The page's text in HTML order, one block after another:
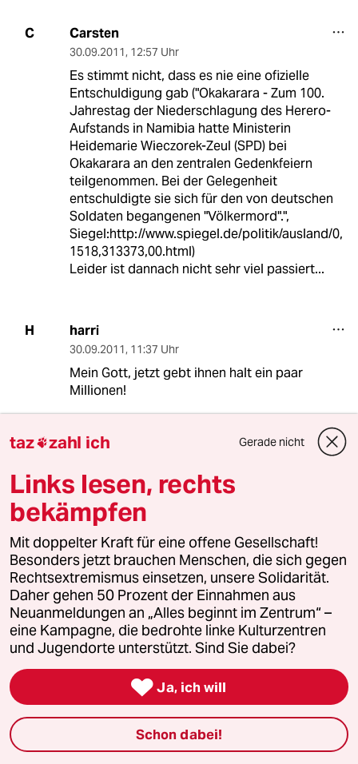
C Carsten
30.09.2011, 12:57 Uhr
Es stimmt nicht, dass es nie eine ofizielle
Entschuldigung gab ("Okakarara - Zum 100.
Jahrestag der Niederschlagung des Herero-
Aufstands in Namibia hatte Ministerin
Heidemarie Wieczorek-Zeul (SPD) bei
Okakarara an den zentralen Gedenkfeiern
teilgenommen. Bei der Gelegenheit
entschuldigte sie sich für den von deutschen
Soldaten begangenen "Völkermord".",
Siegel:http://www.spiegel.de/politik/ausland/0,
1518,313373,00.html)
Leider ist dannach nicht sehr viel passiert...
H harri
30.09.2011, 11:37 Uhr
Mein Gott, jetzt gebt ihnen halt ein paar
Millionen!
I ignoranz=aggression
die verleugnung des genozids an den herero
muss wohl als staatsdoktin der etwas anderen
art aufgefasst werden. beschämend, wie hier
mit zweierlei maß gemessen wird. "Wir sind
auch Menschen" und behandelt werden die
delegierten aus namibia wie lästige
schmeißfliegen. was ist das anderes als
rassismus?
09:21 Uhr
Mir reicht es , dass meine Kinder noch für
Auschwitz büßen müssen. Lasst mich damit in
Ruhe.
taz zahl ich Gerade nicht
Links lesen, rechts
bekämpfen
Mit doppelter Kraft für eine offene Gesellschaft!
Besonders jetzt brauchen Menschen, die sich gegen
Rechtsextremismus einsetzen, unsere Solidarität.
Daher gehen 50 Prozent der Einnahmen aus
Neuanmeldungen an „Alles beginnt im Zentrum“ –
eine Kampagne, die bedrohte linke Kulturzentren
und Jugendorte unterstützt. Sind Sie dabei?
 Ja, ich will
Schon dabei!